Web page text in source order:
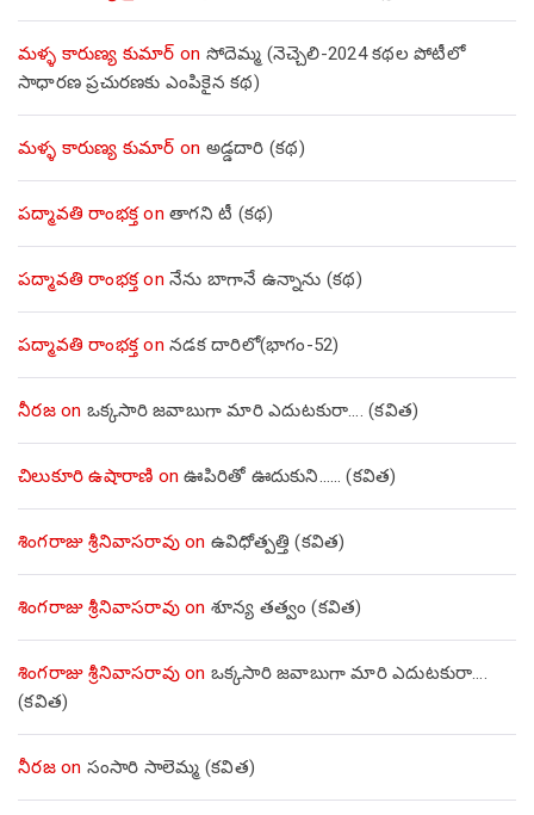
మళ్ళ కారుణ్య కుమార్ on సోదెమ్మ (నెచ్చెలి-2024 కథల పోటీలో
సాధారణ ప్రచురణకు ఎంపికైన కథ)
మళ్ళ కారుణ్య కుమార్ on అడ్డదారి (కథ)
పద్మావతి రాంభక్తon తాగని టీ (కథ)
పద్మావతి రాంభక్తon నేను బాగానే ఉన్నాను (క‌థ‌)
పద్మావతి రాంభక్తon నడక దారిలో(భాగం-52)
నీరజon ఒక్కసారి జవాబుగా మారి ఎదుటకురా…. (కవిత)
చిలుకూరి ఉషారాణి onఊపిరితో ఊదుకుని…… (కవిత)
శింగరాజు శ్రీనివాసరావుon ఉవిధోత్పత్తి (కవిత)
శింగరాజు శ్రీనివాసరావుon శూన్య తత్వం (కవిత)
శింగరాజు శ్రీనివాసరావుon ఒక్కసారి జవాబుగా మారి ఎదుటకురా….
(కవిత)
నీరజon సంసారి సాలెమ్మ (కవిత)